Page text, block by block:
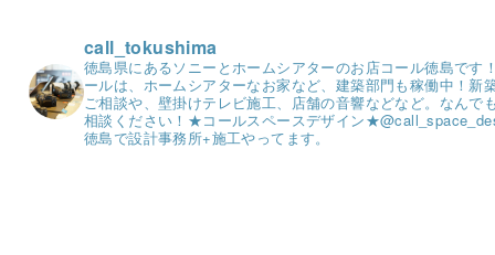
call_tokushima
徳島県にあるソニーとホームシアターのお店コール徳島です
ールは、ホームシアターなお家など、建築部門も稼働中！ 新
ご相談や、壁掛けテレビ施工、店舗の音響などなど。 なんで
相談ください！ ★コールスペースデザイン★
徳島で設計事務所+施工やってます。